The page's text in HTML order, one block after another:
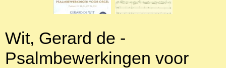
Wit, Gerard de -
Psalmbewerkingen voor